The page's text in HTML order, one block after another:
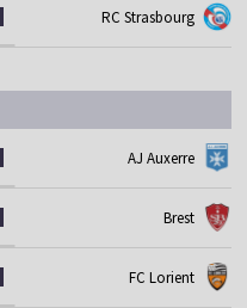
RC Strasbourg
AJ Auxerre
Brest
FC Lorient